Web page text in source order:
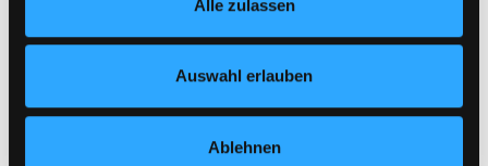
jederzeit widerrufen und Ihre Einstellungen verändern.
Nähere Informationen finden Sie in unserer
Alle zulassen
Auswahl erlauben
Ablehnen
Verlag: Nürnberg, Tessloff-Verl.
Reihe:Wasistwas,Junior; 27
Exemplar-Details von Im Straßenverkehr
Im Straßenverkehr
spannendes Entdeckerwissen rund